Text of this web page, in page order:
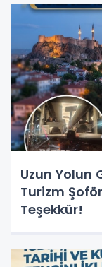
Uzun Yolun
Turizm
Teşekkür!